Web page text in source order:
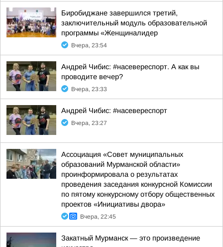
Биробиджане завершился третий,
заключительный модуль образовательной
программы «Женщиналидер
Вчера, 23:54
Андрей Чибис: #насевереспорт. А как вы
проводите вечер?
Вчера, 23:33
Андрей Чибис: #насевереспорт
Вчера, 23:27
Ассоциация «Совет муниципальных
образований Мурманской области»
проинформировала о результатах
проведения заседания конкурсной Комиссии
по пятому конкурсному отбору общественных
проектов «Инициативы двора»
Вчера, 22:45
Закатный Мурманск — это произведение